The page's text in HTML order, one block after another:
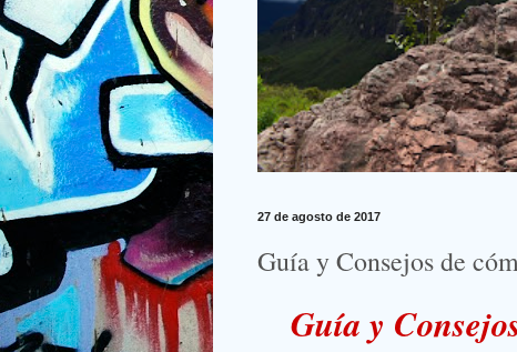
27 de agosto de 2017
Guía y Consejos de
Guía y